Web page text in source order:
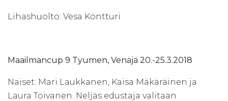
Lihashuolto: Vesa Kontturi
Maailmancup 9 Tyumen, Venäjä 20.-25.3.2018
Naiset: Mari Laukkanen, Kaisa Mäkäräinen ja
Laura Toivanen. Neljäs edustaja valitaan